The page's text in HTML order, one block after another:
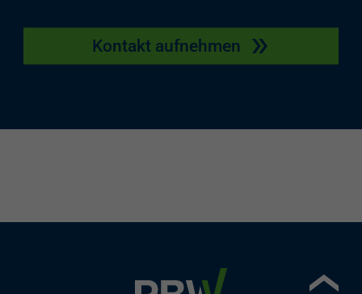
Kontakt aufnehmen